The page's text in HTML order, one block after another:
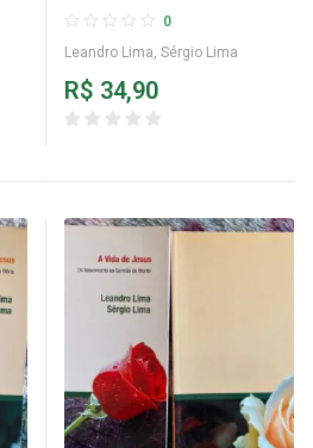
Volume 1
0
Leandro Lima, Sérgio Lima
R$ 34,90